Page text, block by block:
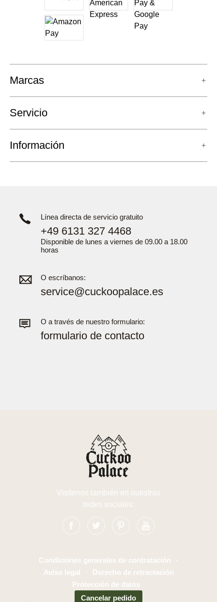
Marcas
Servicio
Información
Línea directa de servicio gratuito
+49 6131 327 4468
Disponible de lunes a viernes de 09.00 a 18.00
horas
O escríbanos:
service@cuckoopalace.es
O a través de nuestro formulario:
formulario de contacto
Visítenos también en nuestras
redes sociales:
Condiciones generales de contratación
·
Aviso legal
·
Derecho de retractación
Protección de datos
Cancelar pedido